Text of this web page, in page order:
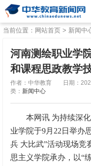
当前位置： 网站首页 > 新闻中
河南测绘职业学
和课程思政教学
作者：中华教育 日期：
类： 新闻中心
本网讯 为持续深
业学院于9月22日举办
兵 大比武”活动现场竞
思主义学院承办，以“